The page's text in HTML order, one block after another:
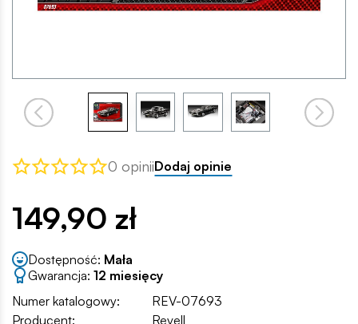
0 opiniiDodaj opinie
149,90 zł
Dostępność: Mała
Gwarancja: 12 miesięcy
Numer katalogowy:
REV-07693
Producent:
Revell